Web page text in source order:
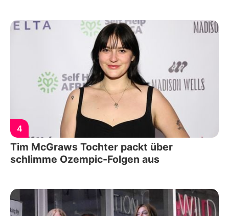
4
Tim McGraws Tochter packt über
schlimme Ozempic-Folgen aus